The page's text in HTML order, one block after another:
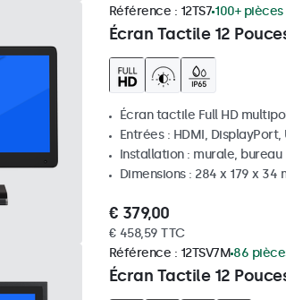
Écran Tactile 12
Référence : 12TS7 100+
Écran tactile Full HD
Entrées : HDMI, DisplayPort,
Installation : murale, bureau
Dimensions : 284 x 179 x 34
€ 379,00
€ 458,59 TTC
Écran Tactile 12
Référence : 12TSV7M 86